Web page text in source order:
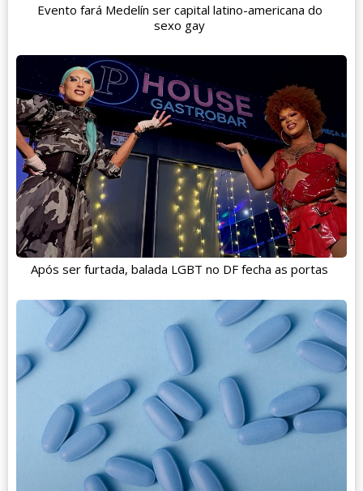
Evento fará Medelín ser capital latino-americana do
sexo gay
Após ser furtada, balada LGBT no DF fecha as portas